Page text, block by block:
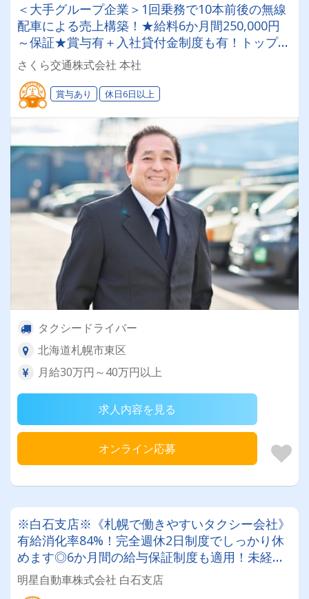
＜大手グループ企業＞1回乗務で10本前後の無線
配車による売上構築！★給料6か月間250,000円
～保証★賞与有＋入社貸付金制度も有！トップド
ライバーは年収500万円～700万円◎未経験者応
募OKのタクシー会社
さくら交通株式会社 本社
賞与あり 休日6日以上
タクシードライバー
北海道札幌市東区
月給30万円～40万円以上
求人内容を見る
オンライン応募
※白石支店※《札幌で働きやすいタクシー会社》
有給消化率84%！完全週休2日制度でしっかり休
めます◎6か月間の給与保証制度も適用！未経験
でも安心して乗務スタート☆2種免許取得支援も
受けれます！
明星自動車株式会社 白石支店